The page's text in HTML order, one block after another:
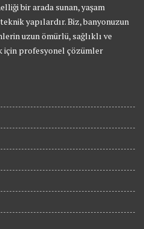
bir arada sunan, yaşam
yapılardır. Biz, banyonuzun
uzun ömürlü, sağlıklı ve
için profesyonel çözümler